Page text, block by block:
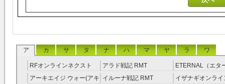
ア カ サ タ ナ ハ マ ヤ ラ ワ
RFオンラインネクスト
RMT
アラド戦記 RMT
ETERNAL（エタ
RMT
アーキエイジ ウォー(アキ イルーナ戦記 RMT
イザナギオンライ